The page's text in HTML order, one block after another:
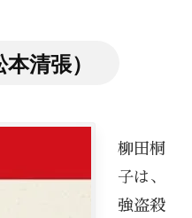
清張）
柳田桐
子は、
強盗殺